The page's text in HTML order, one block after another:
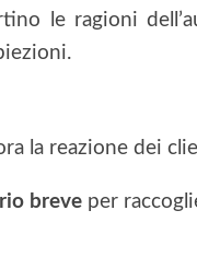
le ragioni
la reazione dei
breve per